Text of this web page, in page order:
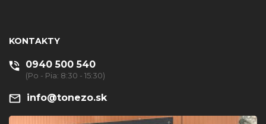
KONTAKTY
0940 500 540
(Po - Pia: 8:30 - 15:30)
info@tonezo.sk